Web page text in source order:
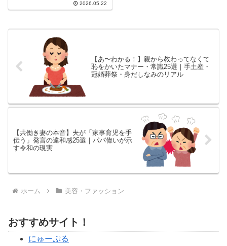
代のルッキズムいじめ体験、ダイ
をまとめました。
2026.05.22
【あ〜わかる！】親から教わってなくて
恥をかいたマナー・常識25選｜手土産・
冠婚葬祭・身だしなみのリアル
【共働き妻の本音】夫が「家事育児を手
伝う」発言の違和感25選｜パパ偉いが示
す令和の現実
ホーム 美容・ファッション
おすすめサイト！
にゅーぷる